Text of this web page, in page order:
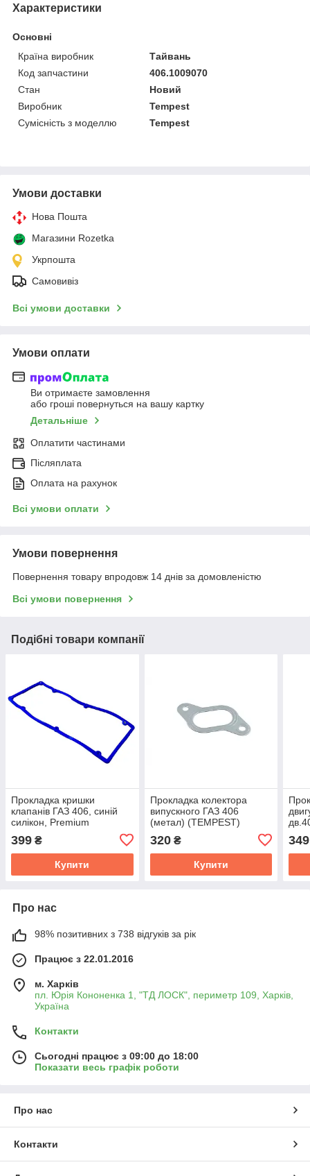
Характеристики
Основні
Країна виробник
Тайвань
Код запчастини
406.1009070
Стан
Новий
Виробник
Tempest
Сумісність з моделлю
Tempest
Умови доставки
Нова Пошта
Магазини Rozetka
Укрпошта
Самовивіз
Всі умови доставки
Умови оплати
Ви отримаєте замовлення
або гроші повернуться на вашу картку
Детальніше
Оплатити частинами
Післяплата
Оплата на рахунок
Всі умови оплати
Умови повернення
Повернення товару впродовж 14 днів за домовленістю
Всі умови повернення
Подібні товари компанії
Прокладка кришки
клапанів ГАЗ 406, синій
силікон, Premium
399 ₴
Купити
Прокладка колектора
випускного ГАЗ 406
(метал) (TEMPEST)
320₴
Купити
349
Про нас
98% позитивних з 738 відгуків за рік
Працює з 22.01.2016
м. Харків
пл. Юрія Кононенка 1, "ТД ЛОСК", периметр 109, Харків,
Україна
Контакти
Сьогодні працює з 09:00 до 18:00
Показати весь графік роботи
Про нас
Контакти